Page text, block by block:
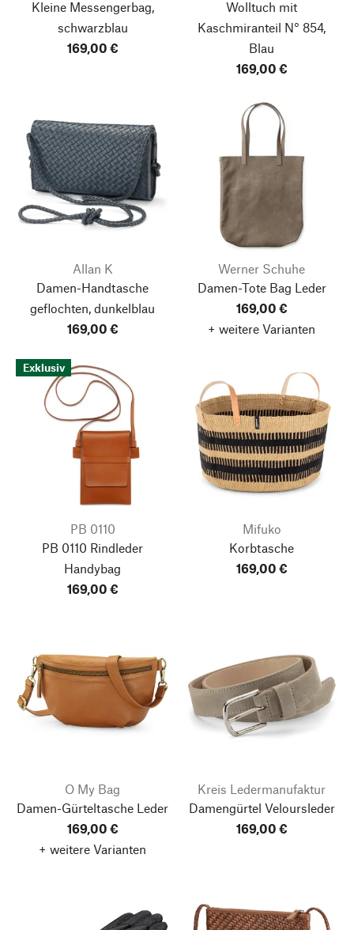
Kleine Messengerbag,
schwarzblau
169,00 €
Wolltuch mit
Kaschmiranteil N° 854,
Blau
169,00 €
Allan K
Damen-Handtasche
geflochten, dunkelblau
169,00 €
Werner Schuhe
Damen-Tote Bag Leder
169,00 €
+ weitere Varianten
Exklusiv
PB 0110
PB 0110 Rindleder
Handybag
169,00 €
Mifuko
Korbtasche
169,00 €
O My Bag
Damen-Gürteltasche Leder
169,00 €
+ weitere Varianten
Kreis Ledermanufaktur
Damengürtel Veloursleder
169,00 €